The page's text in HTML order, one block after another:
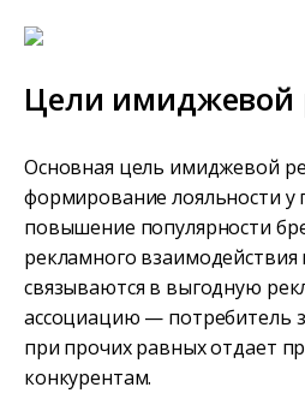
Цели имиджевой
Основная цель имиджевой
формирование лояльности у
повышение популярности
рекламного
связываются в выгодную
ассоциацию — потребитель
при прочих равных отдает
конкурентам.